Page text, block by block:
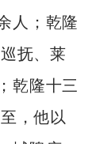
人；乾隆
抚、莱
乾隆十三
，他以